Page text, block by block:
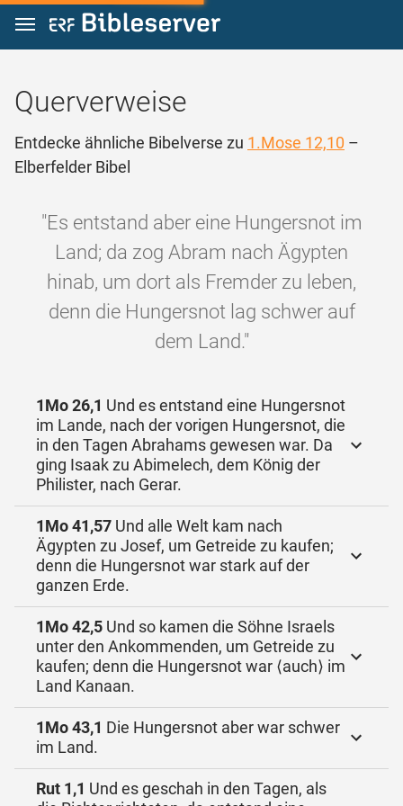
Zum Inhalt springen
Querverweise
Entdecke ähnliche Bibelverse zu 1.Mose 12,10 –
Elberfelder Bibel
"Es entstand aber eine Hungersnot im
Land; da zog Abram nach Ägypten
hinab, um dort als Fremder zu leben,
denn die Hungersnot lag schwer auf
dem Land."
1Mo 26,1 Und es entstand eine Hungersnot
im Lande, nach der vorigen Hungersnot, die
in den Tagen Abrahams gewesen war. Da
ging Isaak zu Abimelech, dem König der
Philister, nach Gerar.
1Mo 41,57 Und alle Welt kam nach
Ägypten zu Josef, um Getreide zu kaufen;
denn die Hungersnot war stark auf der
ganzen Erde.
1Mo 42,5 Und so kamen die Söhne Israels
unter den Ankommenden, um Getreide zu
kaufen; denn die Hungersnot war ⟨auch⟩ im
Land Kanaan.
1Mo 43,1 Die Hungersnot aber war schwer
im Land.
Rut 1,1 Und es geschah in den Tagen, als